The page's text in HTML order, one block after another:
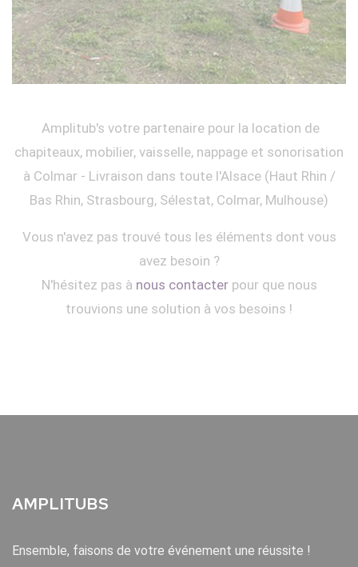
Amplitub's votre partenaire pour la location de
chapiteaux, mobilier, vaisselle, nappage et sonorisation
à Colmar - Livraison dans toute l'Alsace (Haut Rhin /
Bas Rhin, Strasbourg, Sélestat, Colmar, Mulhouse)
Vous n'avez pas trouvé tous les éléments dont vous
avez besoin ?
N'hésitez pas à nous contacterpour que nous
trouvions une solution à vos besoins !
AMPLITUBS
Ensemble, faisons de votre événement une réussite !